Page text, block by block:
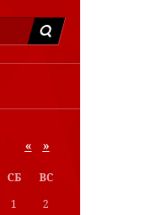
« »
СБ
ВС
1
2